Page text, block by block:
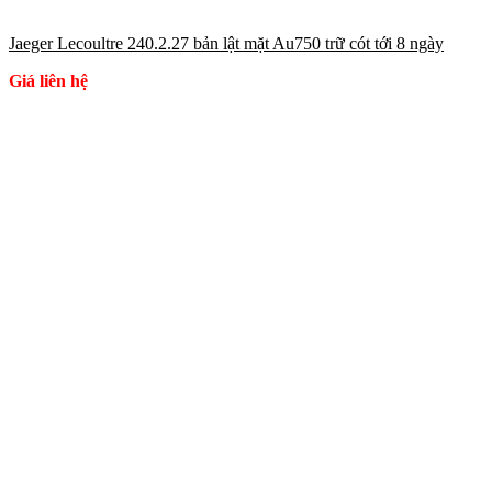
Jaeger Lecoultre 240.2.27 bản lật mặt Au750 trữ cót tới 8 ngày
Giá liên hệ